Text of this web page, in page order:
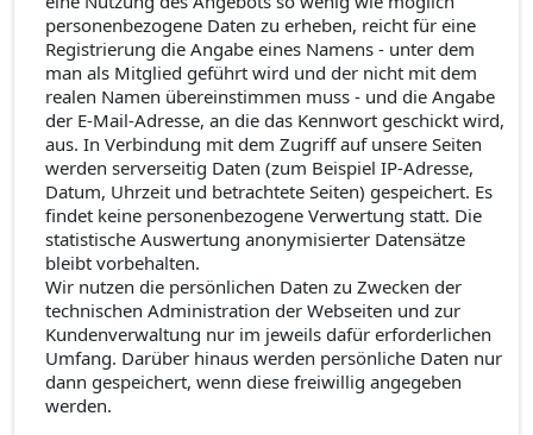
personenbezogene Daten zu erheben, reicht für eine
Registrierung die Angabe eines Namens - unter dem
man als Mitglied geführt wird und der nicht mit dem
realen Namen übereinstimmen muss - und die Angabe
der E-Mail-Adresse, an die das Kennwort geschickt wird,
aus. In Verbindung mit dem Zugriff auf unsere Seiten
werden serverseitig Daten (zum Beispiel IP-Adresse,
Datum, Uhrzeit und betrachtete Seiten) gespeichert. Es
findet keine personenbezogene Verwertung statt. Die
statistische Auswertung anonymisierter Datensätze
bleibt vorbehalten.
Wir nutzen die persönlichen Daten zu Zwecken der
technischen Administration der Webseiten und zur
Kundenverwaltung nur im jeweils dafür erforderlichen
Umfang. Darüber hinaus werden persönliche Daten nur
dann gespeichert, wenn diese freiwillig angegeben
werden.